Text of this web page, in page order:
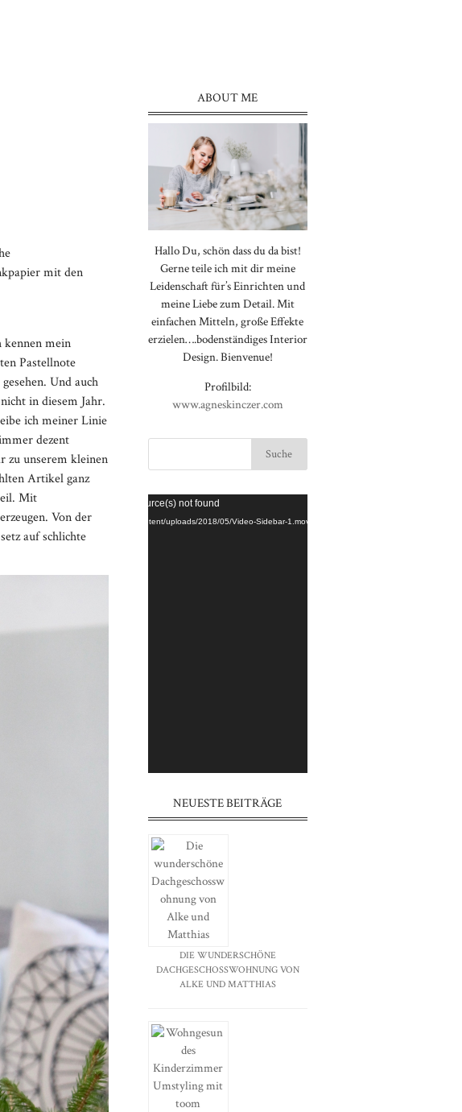
mit den
mein
Pastellnote
Und auch
in diesem Jahr.
ich meiner Linie
dezent
zu unserem kleinen
Artikel ganz
Mit
Von der
auf schlichte
ABOUT ME
Hallo Du, schön dass du da bist!
Gerne teile ich mit dir meine
Leidenschaft für’s Einrichten und
meine Liebe zum Detail. Mit
einfachen Mitteln, große Effekte
erzielen….bodenständiges Interior
Design. Bienvenue!
Profilbild:
www.agneskinczer.com
Video-
Player
Format(s) not supported or source(s) not found
https://brittabloggt.de/wp-content/uploads/2018/05/Video-Sidebar-1.mov
⠀⠀⠀⠀⠀⠀⠀⠀⠀⠀⠀⠀⠀⠀⠀⠀⠀⠀
⠀⠀⠀⠀⠀⠀⠀⠀⠀⠀⠀⠀⠀⠀⠀⠀⠀⠀
NEUESTE BEITRÄGE
DIE WUNDERSCHÖNE
DACHGESCHOSSWOHNUNG VON
ALKE UND MATTHIAS